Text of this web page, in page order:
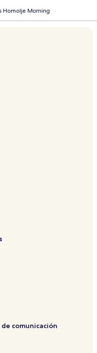
Homolje Morning
comunicación